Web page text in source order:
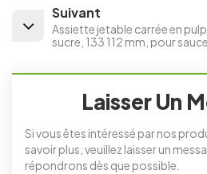
Suivant
Assiette jetable carrée en
sucre, 133 112 mm, pour
Laisser Un
Si vous êtes intéressé par nos
savoir plus, veuillez laisser un
répondrons dès que possible.